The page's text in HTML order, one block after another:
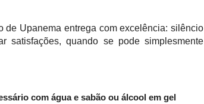
de Upanema entrega com excelência: silêncio
satisfações, quando se pode simplesmente
com água e sabão ou álcool em gel